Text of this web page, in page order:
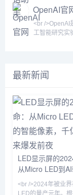
<br />Hugging
页端或移动端
语言交互，获
知识问答、创
型构建，能够
用户进行流畅
年底发布以来
全球最受关注
志，ChatGPT
们获取信息的
大众化进程。
<br />ChatGP
OpenAI官
<br />OpenAI
工智能研究实
用人工智能（
人类。OpenAI
利”模式，通过
研究，其中最
括GPT系列语
DALL·E图像
及语音识别模
<br /><br /
最新新闻
LED显示屏的
从Micro LED到
能像素，千亿市
前夜
<br />2024年被业
LED的量产元年。